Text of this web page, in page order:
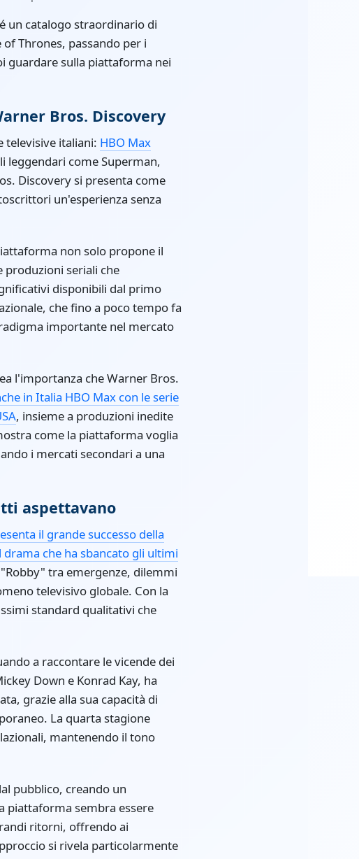
un catalogo straordinario di
Thrones, passando per i
guardare sulla piattaforma nei
Bros. Discovery
televisive italiani: HBO Max
leggendari come Superman,
Discovery si presenta come
un'esperienza senza
non solo propone il
produzioni seriali che
disponibili dal primo
che fino a poco tempo fa
importante nel mercato
l'importanza che Warner Bros.
in Italia HBO Max con le serie
, insieme a produzioni inedite
come la piattaforma voglia
i mercati secondari a una
aspettavano
il grande successo della
che ha sbancato gli ultimi
tra emergenze, dilemmi
televisivo globale. Con la
standard qualitativi che
a raccontare le vicende dei
Down e Konrad Kay, ha
grazie alla sua capacità di
La quarta stagione
mantenendo il tono
pubblico, creando un
piattaforma sembra essere
ritorni, offrendo ai
si rivela particolarmente